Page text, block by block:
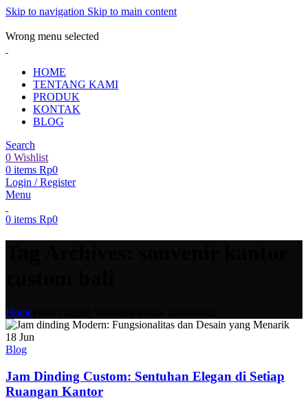
Skip to navigation Skip to main content
Wrong menu selected
HOME
TENTANG KAMI
PRODUK
KONTAK
BLOG
Search
0 Wishlist
0 items Rp0
Login / Register
Menu
0 items Rp0
Home
18 Jun
Blog
Jam Dinding Custom: Sentuhan Elegan di Setiap
Ruangan Kantor